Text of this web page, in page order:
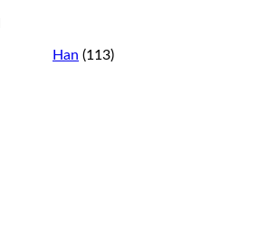
Han (113)